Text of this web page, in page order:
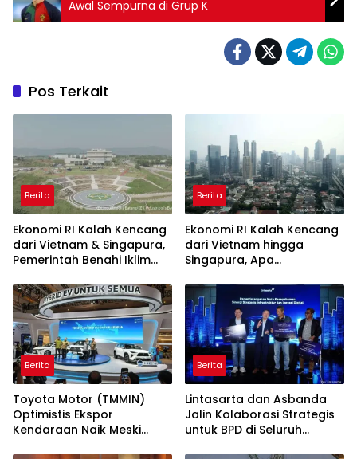
Awal Sempurna di Grup K
Pos Terkait
Berita
Ekonomi RI Kalah Kencang
dari Vietnam & Singapura,
Pemerintah Benahi Iklim
Berita
Ekonomi RI Kalah Kencang
dari Vietnam hingga
Singapura, Apa
Berita
Toyota Motor (TMMIN)
Optimistis Ekspor
Kendaraan Naik Meski
Berita
Lintasarta dan Asbanda
Jalin Kolaborasi Strategis
untuk BPD di Seluruh